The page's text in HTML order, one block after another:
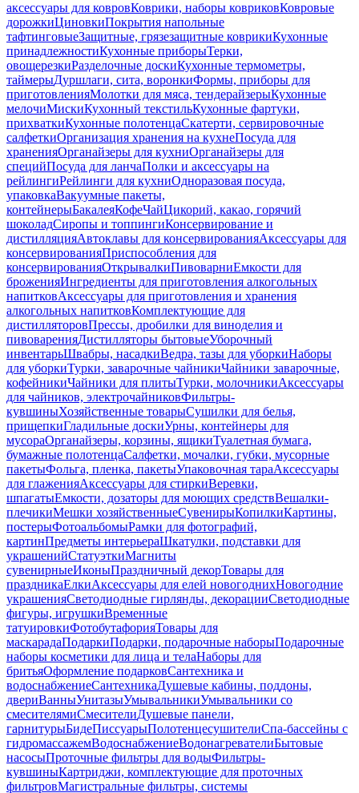
аксессуары для ковровКоврики, наборы ковриковКовровые
дорожкиЦиновкиПокрытия напольные
тафтинговыеЗащитные, грязезащитные коврикиКухонные
принадлежностиКухонные приборыТерки,
овощерезкиРазделочные доскиКухонные термометры,
таймерыДуршлаги, сита, воронкиФормы, приборы для
приготовленияМолотки для мяса, тендерайзерыКухонные
мелочиМискиКухонный текстильКухонные фартуки,
прихваткиКухонные полотенцаСкатерти, сервировочные
салфеткиОрганизация хранения на кухнеПосуда для
храненияОрганайзеры для кухниОрганайзеры для
специйПосуда для ланчаПолки и аксессуары на
рейлингиРейлинги для кухниОдноразовая посуда,
упаковкаВакуумные пакеты,
контейнерыБакалеяКофеЧайЦикорий, какао, горячий
шоколадСиропы и топпингиКонсервирование и
дистилляцияАвтоклавы для консервированияАксессуары для
консервированияПриспособления для
консервированияОткрывалкиПивоварниЕмкости для
броженияИнгредиенты для приготовления алкогольных
напитковАксессуары для приготовления и хранения
алкогольных напитковКомплектующие для
дистилляторовПрессы, дробилки для виноделия и
пивоваренияДистилляторы бытовыеУборочный
инвентарьШвабры, насадкиВедра, тазы для уборкиНаборы
для уборкиТурки, заварочные чайникиЧайники заварочные,
кофейникиЧайники для плитыТурки, молочникиАксессуары
для чайников, электрочайниковФильтры-
кувшиныХозяйственные товарыСушилки для белья,
прищепкиГладильные доскиУрны, контейнеры для
мусораОрганайзеры, корзины, ящикиТуалетная бумага,
бумажные полотенцаСалфетки, мочалки, губки, мусорные
пакетыФольга, пленка, пакетыУпаковочная тараАксессуары
для глаженияАксессуары для стиркиВеревки,
шпагатыЕмкости, дозаторы для моющих средствВешалки-
плечикиМешки хозяйственныеСувенирыКопилкиКартины,
постерыФотоальбомыРамки для фотографий,
картинПредметы интерьераШкатулки, подставки для
украшенийСтатуэткиМагниты
сувенирныеИконыПраздничный декорТовары для
праздникаЕлкиАксессуары для елей новогоднихНовогодние
украшенияСветодиодные гирлянды, декорацииСветодиодные
фигуры, игрушкиВременные
татуировкиФотобутафорияТовары для
маскарадаПодаркиПодарки, подарочные наборыПодарочные
наборы косметики для лица и телаНаборы для
бритьяОформление подарковСантехника и
водоснабжениеСантехникаДушевые кабины, поддоны,
двериВанныУнитазыУмывальникиУмывальники со
смесителямиСмесителиДушевые панели,
гарнитурыБидеПиссуарыПолотенцесушителиСпа-бассейны с
гидромассажемВодоснабжениеВодонагревателиБытовые
насосыПроточные фильтры для водыФильтры-
кувшиныКартриджи, комплектующие для проточных
фильтровМагистральные фильтры, системы